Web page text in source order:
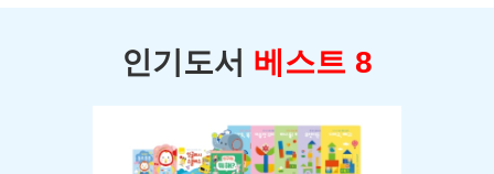
인기도서 베스트 8